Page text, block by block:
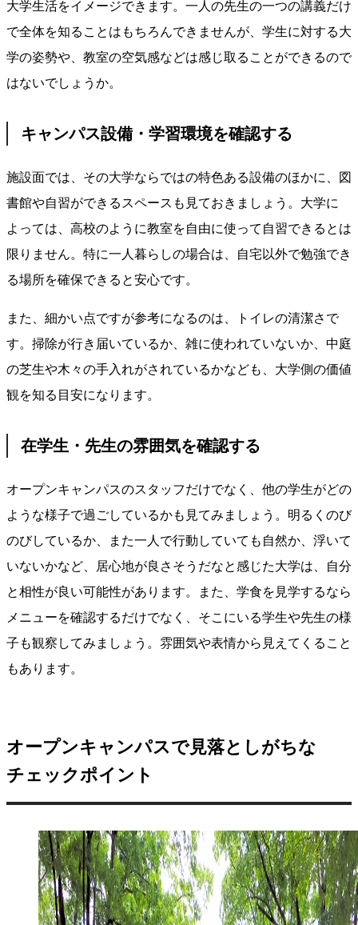
大学生活をイメージできます。一人の先生の一つの講義だけ
で全体を知ることはもちろんできませんが、学生に対する大
学の姿勢や、教室の空気感などは感じ取ることができるので
はないでしょうか。
キャンパス設備・学習環境を確認する
施設面では、その大学ならではの特色ある設備のほかに、図
書館や自習ができるスペースも見ておきましょう。大学に
よっては、高校のように教室を自由に使って自習できるとは
限りません。特に一人暮らしの場合は、自宅以外で勉強でき
る場所を確保できると安心です。
また、細かい点ですが参考になるのは、トイレの清潔さで
す。掃除が行き届いているか、雑に使われていないか、中庭
の芝生や木々の手入れがされているかなども、大学側の価値
観を知る目安になります。
在学生・先生の雰囲気を確認する
オープンキャンパスのスタッフだけでなく、他の学生がどの
ような様子で過ごしているかも見てみましょう。明るくのび
のびしているか、また一人で行動していても自然か、浮いて
いないかなど、居心地が良さそうだなと感じた大学は、自分
と相性が良い可能性があります。また、学食を見学するなら
メニューを確認するだけでなく、そこにいる学生や先生の様
子も観察してみましょう。雰囲気や表情から見えてくること
もあります。
オープンキャンパスで見落としがちな
チェックポイント